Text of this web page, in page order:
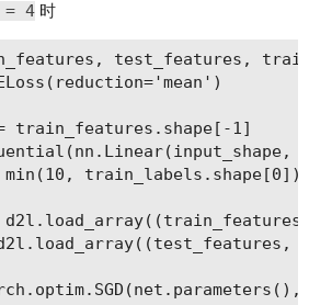
= 4时
test_features,
train_features.shape[-1]
train_labels.shape[0])